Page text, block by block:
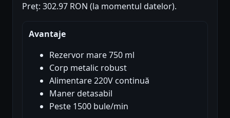
Preț: 302.97 RON (la momentul datelor).
Avantaje
Rezervor mare 750 ml
Corp metalic robust
Alimentare 220V continuă
Maner detasabil
Peste 1500 bule/min